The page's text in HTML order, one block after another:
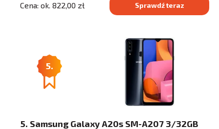
Cena: ok. 822,00 zł Sprawdź teraz
5.
5. Samsung Galaxy A20s SM-A207 3/32GB